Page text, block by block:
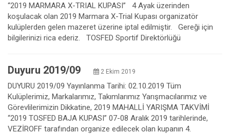
“2019 MARMARA X-TRIAL KUPASI” 4 Ayak üzerinden
koşulacak olan 2019 Marmara X-Trial Kupası organizatör
kulüplerden gelen mazeret üzerine iptal edilmiştir. Gereği için
bilgilerinizi rica ederiz. TOSFED Sportif Direktörlüğü
Duyuru 2019/09 2 Ekim 2019
DUYURU 2019/09 Yayınlanma Tarihi: 02.10.2019 Tüm
Kulüplerimiz, Markalarımız, Takımlarımız Yarışmacılarımız ve
Görevlilerimizin Dikkatine, 2019 MAHALLİ YARIŞMA TAKVİMİ
“2019 TOSFED BAJA KUPASI” 07-08 Aralık 2019 tarihlerinde,
VEZİROFF tarafından organize edilecek olan kupanın 4.